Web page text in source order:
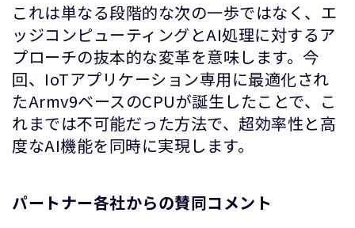
これは単なる段階的な次の一歩ではなく、エ
ッジコンピューティングとAI処理に対するア
プローチの抜本的な変革を意味します。今
回、IoTアプリケーション専用に最適化され
たArmv9ベースのCPUが誕生したことで、こ
れまでは不可能だった方法で、超効率性と高
度なAI機能を同時に実現します。
パートナー各社からの賛同コメント